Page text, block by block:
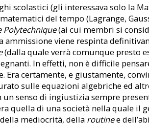
scolastici (gli interessava solo la
del tempo (Lagrange,
Polytechnique(ai cui membri si
viene respinta
(dalla quale verrà comunque presto
In effetti, non è difficile
certamente, e giustamente,
sulle equazioni algebriche ed
senso di ingiustizia sempre
quella di una società nella quale il
mediocrità, della routinee